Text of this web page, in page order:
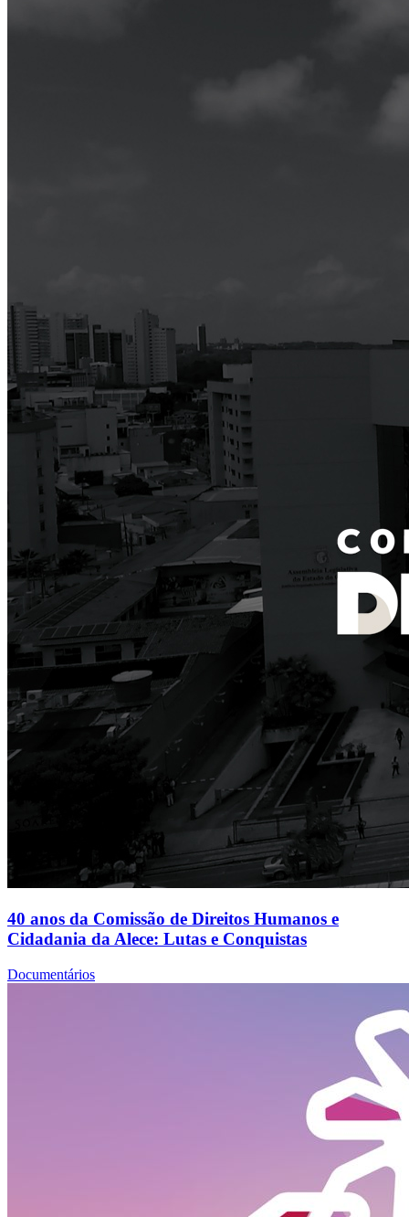
40 anos da Comissão de Direitos Humanos e
Cidadania da Alece: Lutas e Conquistas
Documentários